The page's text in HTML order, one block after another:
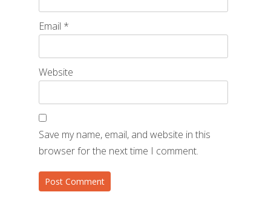
Email *
Website
Save my name, email, and website in this
browser for the next time I comment.